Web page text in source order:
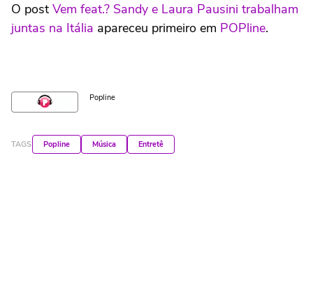
O post Vem feat.? Sandy e Laura Pausini trabalham
juntas na Itália apareceu primeiro em POPline.
Popline
TAGS Popline Música Entretê